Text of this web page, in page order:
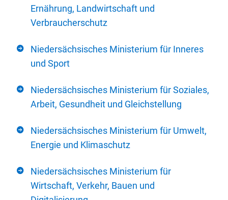
Ernährung, Landwirtschaft und
Verbraucherschutz
Niedersächsisches Ministerium für Inneres
und Sport
Niedersächsisches Ministerium für Soziales,
Arbeit, Gesundheit und Gleichstellung
Niedersächsisches Ministerium für Umwelt,
Energie und Klimaschutz
Niedersächsisches Ministerium für
Wirtschaft, Verkehr, Bauen und